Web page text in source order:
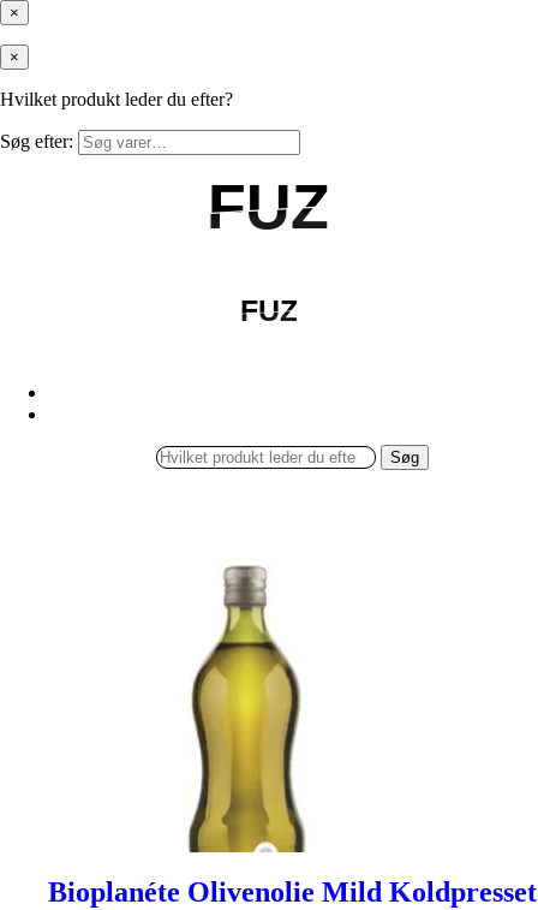
×
×
Hvilket produkt leder du efter?
Søg efter:
FUZ
FUZ
FUZ
FUZ
Søg
Bioplanéte Olivenolie Mild Koldpresset